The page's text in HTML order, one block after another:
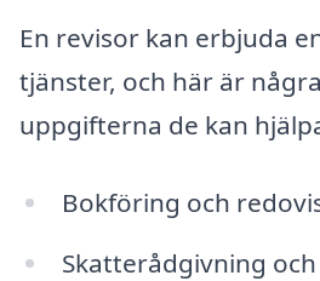
En revisor kan erbjuda
tjänster, och här är
uppgifterna de kan
Bokföring och
Skatterådgivning